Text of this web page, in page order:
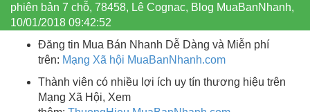
phiên bản 7 chỗ, 78458, Lê Cognac, Blog MuaBanNhanh,
10/01/2018 09:42:52
Đăng tin Mua Bán Nhanh Dễ Dàng và Miễn phí
trên: Mạng Xã hội MuaBanNhanh.com
Thành viên có nhiều lợi ích uy tín thương hiệu trên
Mạng Xã Hội, Xem